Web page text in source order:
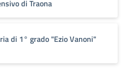
di Traona
di 1° grado "Ezio Vanoni"